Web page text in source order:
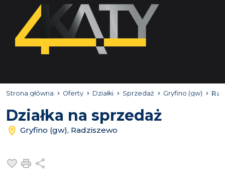
Strona główna Oferty Działki Sprzedaż Gryfino (gw)
Działka na sprzedaż
Gryfino (gw), Radziszewo
Dodaj do ulubionych
Drukuj